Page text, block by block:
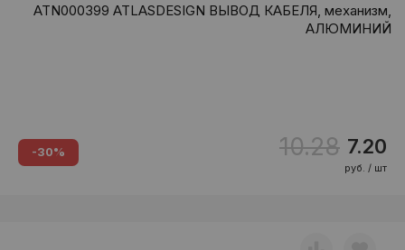
ATN000399 ATLASDESIGN ВЫВОД КАБЕЛЯ, механизм,
АЛЮМИНИЙ
-30% 10.28 7.20
руб. / шт